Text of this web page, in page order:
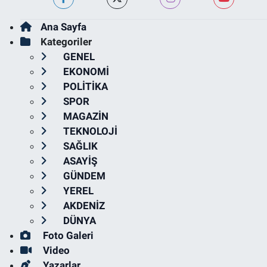
Ana Sayfa
Kategoriler
GENEL
EKONOMİ
POLİTİKA
SPOR
MAGAZİN
TEKNOLOJİ
SAĞLIK
ASAYİŞ
GÜNDEM
YEREL
AKDENİZ
DÜNYA
Foto Galeri
Video